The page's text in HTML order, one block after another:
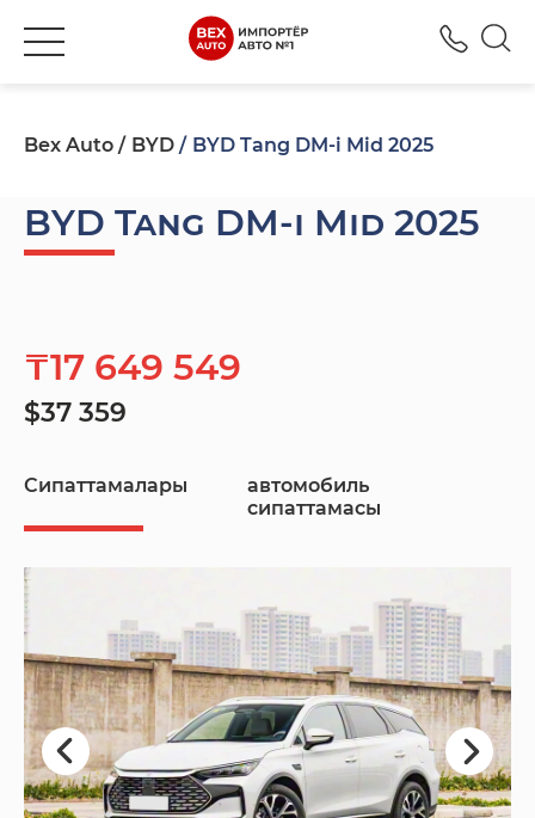
Bex Auto BYD BYD Tang DM-i Mid 2025
BYD Tang DM-i Mid 2025
₸17 649 549
$37 359
Сипаттамалары
автомобиль
сипаттамасы